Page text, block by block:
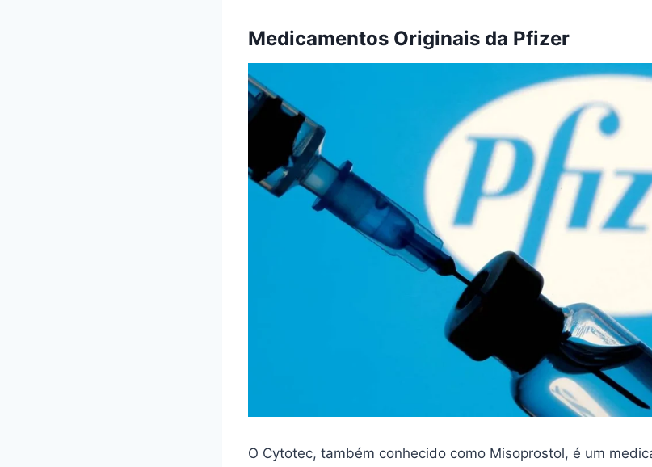
Medicamentos Originais da Pfizer
O Cytotec, também conhecido como Misoprostol, é um